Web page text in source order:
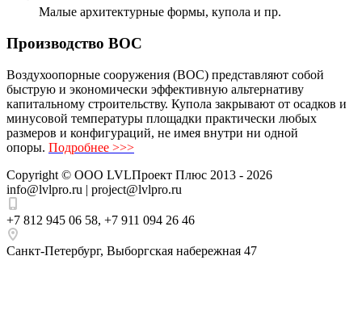
Малые архитектурные формы, купола и пр.
Производство ВОС
Воздухоопорные сооружения (ВОС) представляют собой
быструю и экономически эффективную альтернативу
капитальному строительству. Купола закрывают от осадков и
минусовой температуры площадки практически любых
размеров и конфигураций, не имея внутри ни одной
опоры. Подробнее >>>
Copyright © ООО LVLПроект Плюс 2013 - 2026
info@lvlpro.ru | project@lvlpro.ru
+7 812 945 06 58, +7 911 094 26 46
Санкт-Петербург, Выборгская набережная 47